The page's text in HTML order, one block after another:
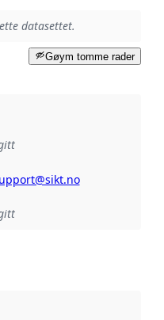
datasettet.
Gøym tomme rader